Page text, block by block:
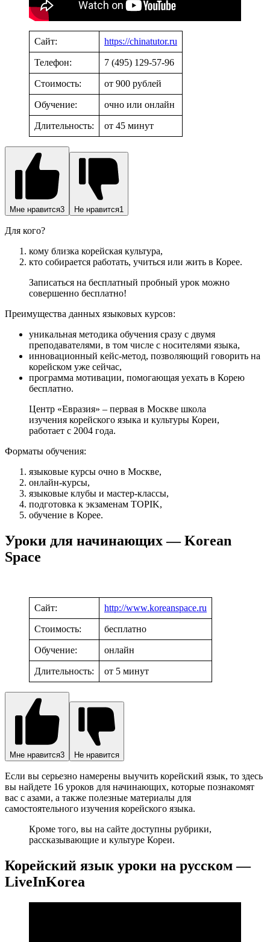
Сайт: https://chinatutor.ru
Телефон: 7 (495) 129-57-96
Стоимость: от 900 рублей
Обучение: очно или онлайн
Длительность: от 45 минут
Мне нравится3 Не нравится1
Для кого?
кому близка корейская культура,
кто собирается работать, учиться или жить в Корее.
Записаться на бесплатный пробный урок можно
совершенно бесплатно!
Преимущества данных языковых курсов:
уникальная методика обучения сразу с двумя
преподавателями, в том числе с носителями языка,
инновационный кейс-метод, позволяющий говорить на
корейском уже сейчас,
программа мотивации, помогающая уехать в Корею
бесплатно.
Центр «Евразия» – первая в Москве школа
изучения корейского языка и культуры Кореи,
работает с 2004 года.
Форматы обучения:
языковые курсы очно в Москве,
онлайн-курсы,
языковые клубы и мастер-классы,
подготовка к экзаменам TOPIK,
обучение в Корее.
Уроки для начинающих — Korean
Space
Сайт: http://www.koreanspace.ru
Стоимость: бесплатно
Обучение: онлайн
Длительность: от 5 минут
Мне нравится3 Не нравится
Если вы серьезно намерены выучить корейский язык, то здесь
вы найдете 16 уроков для начинающих, которые познакомят
вас с азами, а также полезные материалы для
самостоятельного изучения корейского языка.
Кроме того, вы на сайте доступны рубрики,
рассказывающие и культуре Кореи.
Корейский язык уроки на русском —
LiveInKorea